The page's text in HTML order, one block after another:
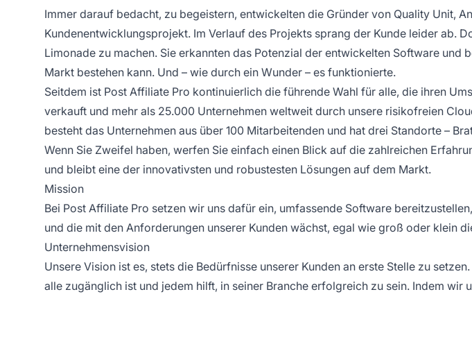
Immer darauf bedacht, zu begeistern, entwickelten die Gründer von Quality Unit,
Kundenentwicklungsprojekt. Im Verlauf des Projekts sprang der Kunde leider ab.
Limonade zu machen. Sie erkannten das Potenzial der entwickelten Software
Markt bestehen kann. Und – wie durch ein Wunder – es funktionierte.
Seitdem ist Post Affiliate Pro kontinuierlich die führende Wahl für alle, die ihren
verkauft und mehr als 25.000 Unternehmen weltweit durch unsere risikofreien
besteht das Unternehmen aus über 100 Mitarbeitenden und hat drei Standorte –
Wenn Sie Zweifel haben, werfen Sie einfach einen Blick auf die zahlreichen
und bleibt eine der innovativsten und robustesten Lösungen auf dem Markt.
Mission
Bei Post Affiliate Pro setzen wir uns dafür ein, umfassende Software
und die mit den Anforderungen unserer Kunden wächst, egal wie groß oder klein
Unternehmensvision
Unsere Vision ist es, stets die Bedürfnisse unserer Kunden an erste Stelle zu
alle zugänglich ist und jedem hilft, in seiner Branche erfolgreich zu sein. Indem